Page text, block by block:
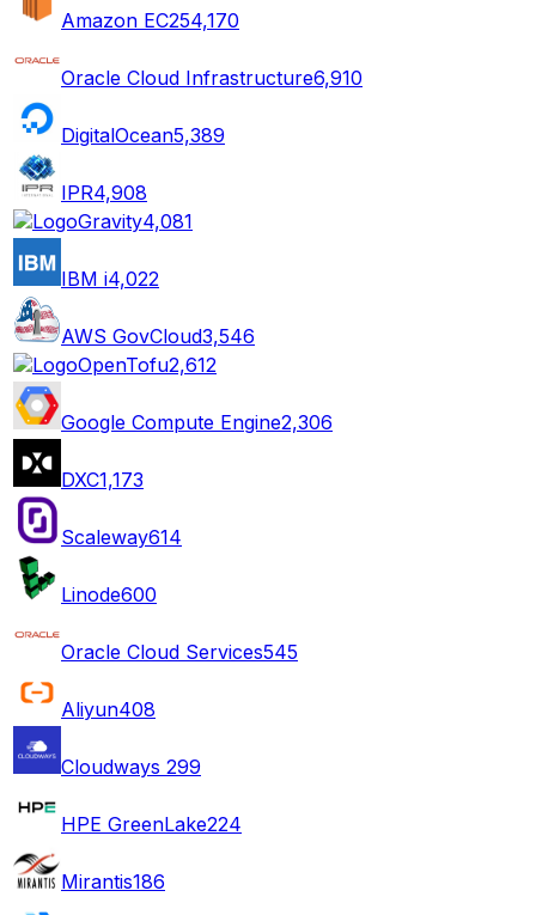
Amazon EC254,170
Oracle Cloud Infrastructure6,910
DigitalOcean5,389
IPR4,908
Gravity4,081
IBM i4,022
AWS GovCloud3,546
OpenTofu2,612
Google Compute Engine2,306
DXC1,173
Scaleway614
Linode600
Oracle Cloud Services545
Aliyun408
Cloudways 299
HPE GreenLake224
Mirantis186